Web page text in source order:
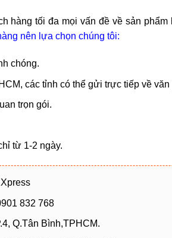
hàng tối đa mọi vấn đề về sản
nên lựa chọn chúng tôi:
chóng.
các tỉnh có thể gửi trực tiếp về
trọn gói.
từ 1-2 ngày.
832 768
Q.Tân Bình,TPHCM.